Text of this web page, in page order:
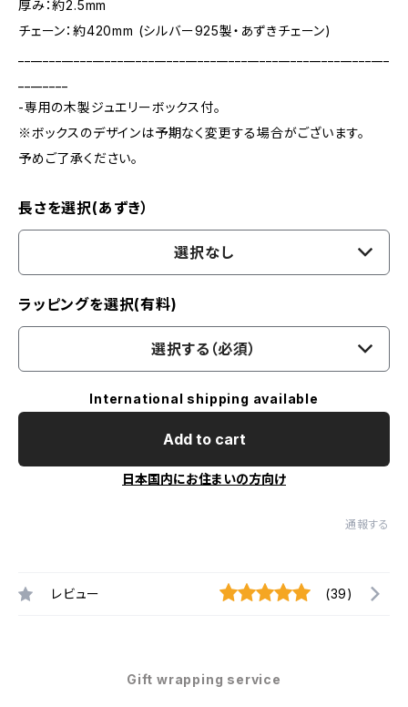
厚み：約2.5mm
チェーン：約420mm (シルバー925製・あずきチェーン)
-専用の木製ジュエリーボックス付。
※ボックスのデザインは予期なく変更する場合がございます。
予めご了承ください。
長さを選択(あずき）
選択なし
ラッピングを選択(有料)
選択する（必須）
International shipping available
Add to cart
日本国内にお住まいの方向け
通報する
レビュー (39)
Gift wrapping service